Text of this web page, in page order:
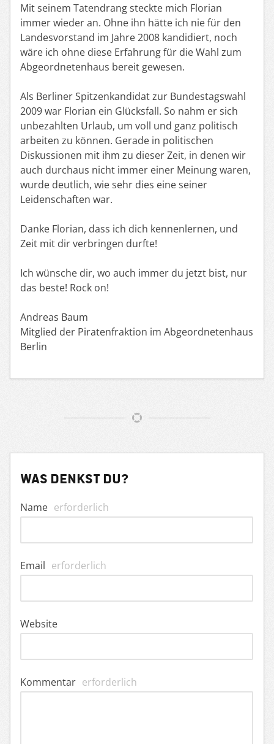
Mit seinem Tatendrang steckte mich Florian
immer wieder an. Ohne ihn hätte ich nie für den
Landesvorstand im Jahre 2008 kandidiert, noch
wäre ich ohne diese Erfahrung für die Wahl zum
Abgeordnetenhaus bereit gewesen.
Als Berliner Spitzenkandidat zur Bundestagswahl
2009 war Florian ein Glücksfall. So nahm er sich
unbezahlten Urlaub, um voll und ganz politisch
arbeiten zu können. Gerade in politischen
Diskussionen mit ihm zu dieser Zeit, in denen wir
auch durchaus nicht immer einer Meinung waren,
wurde deutlich, wie sehr dies eine seiner
Leidenschaften war.
Danke Florian, dass ich dich kennenlernen, und
Zeit mit dir verbringen durfte!
Ich wünsche dir, wo auch immer du jetzt bist, nur
das beste! Rock on!
Andreas Baum
Mitglied der Piratenfraktion im Abgeordnetenhaus
Berlin
Was denkst du?
Name erforderlich
Email erforderlich
Website
Kommentar erforderlich